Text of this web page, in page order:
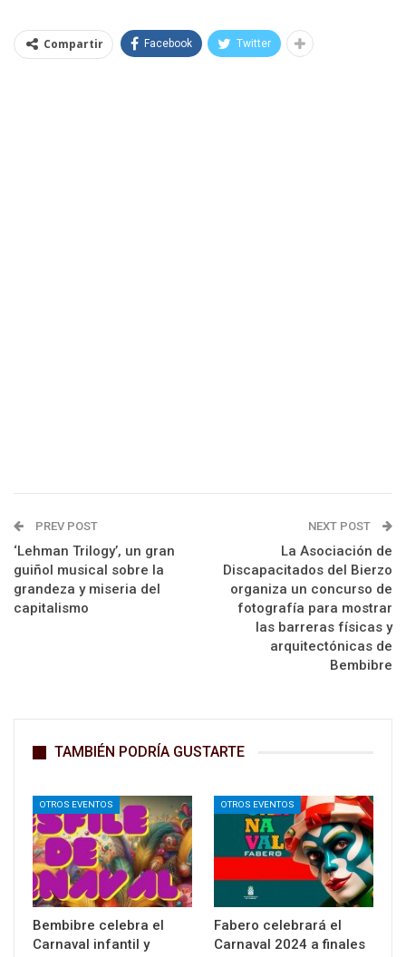
Compartir Facebook Twitter
PREV POST
‘Lehman Trilogy’, un gran
guiñol musical sobre la
grandeza y miseria del
capitalismo
NEXT POST
La Asociación de
Discapacitados del Bierzo
organiza un concurso de
fotografía para mostrar
las barreras físicas y
arquitectónicas de
Bembibre
TAMBIÉN PODRÍA GUSTARTE
OTROS EVENTOS
Bembibre celebra el
Carnaval infantil y
OTROS EVENTOS
Fabero celebrará el
Carnaval 2024 a finales